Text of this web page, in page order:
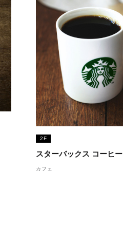
2F
スターバックス コーヒー
カフェ